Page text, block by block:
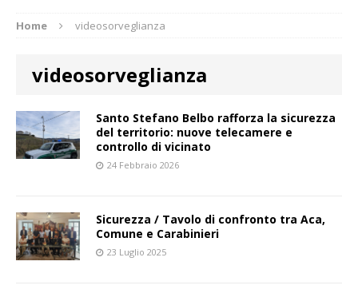
Home videosorveglianza
videosorveglianza
Santo Stefano Belbo rafforza la sicurezza
del territorio: nuove telecamere e
controllo di vicinato
24 Febbraio 2026
Sicurezza / Tavolo di confronto tra Aca,
Comune e Carabinieri
23 Luglio 2025